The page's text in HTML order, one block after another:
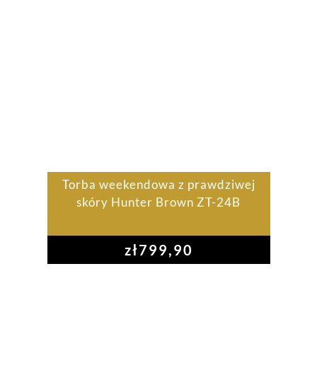
Torba weekendowa z prawdziwej
skóry Hunter Brown ZT-24B
zł799,90